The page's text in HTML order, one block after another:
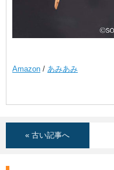
Amazon / あみあみ
« 古い記事へ